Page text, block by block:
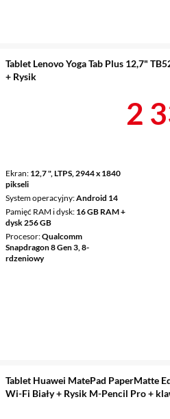
Tablet Lenovo Yoga Tab Plus 12,7"
+ Rysik
Ekran 12,7 ", LTPS, 2944 x 1840
pikseli
System operacyjny Android 14
Pamięć RAM i dysk 16 GB RAM +
dysk 256 GB
Procesor Qualcomm
Snapdragon 8 Gen 3, 8-
rdzeniowy
2
Tablet Huawei MatePad PaperMatte
Wi-Fi Biały + Rysik M-Pencil Pro +